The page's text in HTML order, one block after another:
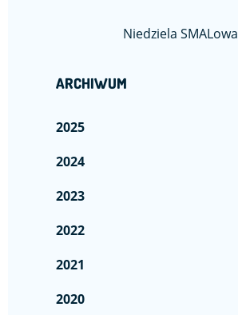
Niedziela SMALowa
ARCHIWUM
2025
2024
2023
2022
2021
2020